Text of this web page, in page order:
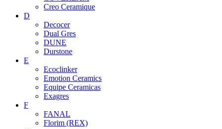
Creo Ceramique
D
Decocer
Dual Gres
DUNE
Durstone
E
Ecoclinker
Emotion Ceramics
Equipe Ceramicas
Exagres
F
FANAL
Florim (REX)